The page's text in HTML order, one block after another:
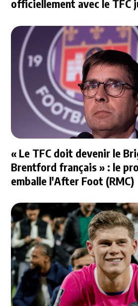
officiellement avec le TFC
« Le TFC doit devenir le
Brentford français » : le
emballe l'After Foot (RMC)